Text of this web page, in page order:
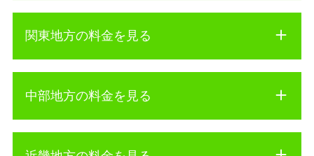
関東地方の料金を見る
中部地方の料金を見る